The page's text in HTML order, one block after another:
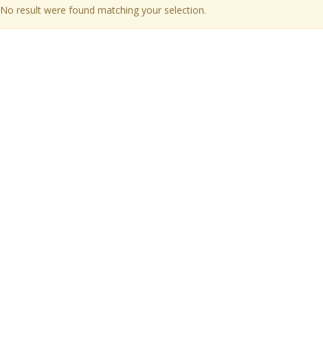
No result were found matching your selection.